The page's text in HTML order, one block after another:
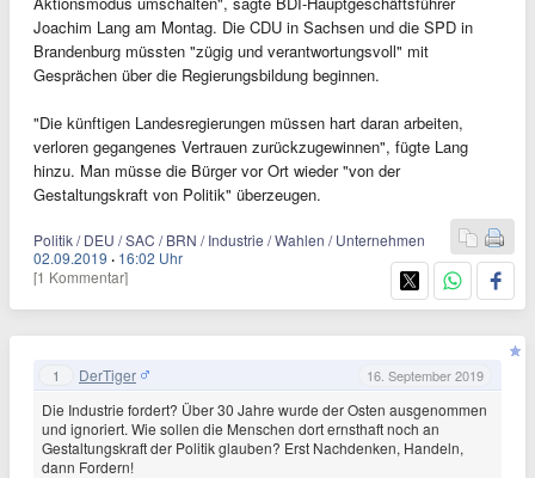
Joachim Lang am Montag. Die CDU in Sachsen und die SPD in
Brandenburg müssten "zügig und verantwortungsvoll" mit
Gesprächen über die Regierungsbildung beginnen.
"Die künftigen Landesregierungen müssen hart daran arbeiten,
verloren gegangenes Vertrauen zurückzugewinnen", fügte Lang
hinzu. Man müsse die Bürger vor Ort wieder "von der
Gestaltungskraft von Politik" überzeugen.
Politik / DEU / SAC / BRN / Industrie / Wahlen / Unternehmen
02.09.2019 · 16:02 Uhr
[1 Kommentar]
1 DerTiger 16. September 2019
Die Industrie fordert? Über 30 Jahre wurde der Osten ausgenommen
und ignoriert. Wie sollen die Menschen dort ernsthaft noch an
Gestaltungskraft der Politik glauben? Erst Nachdenken, Handeln,
dann Fordern!